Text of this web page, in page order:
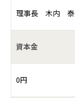
理事長 木内 泰
資本金
0円